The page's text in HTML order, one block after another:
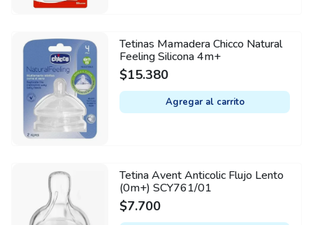
Tetinas Mamadera Chicco Natural
Feeling Silicona 4m+
$15.380
Agregar al carrito
Tetina Avent Anticolic Flujo Lento
(0m+) SCY761/01
$7.700